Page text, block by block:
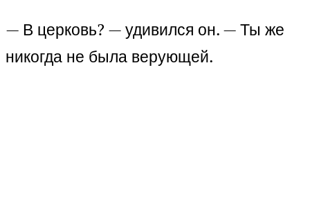
— В церковь? — удивился он. — Ты же
никогда не была верующей.